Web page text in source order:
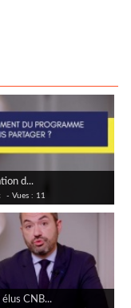
d...
- Vues : 11
élus CNB...